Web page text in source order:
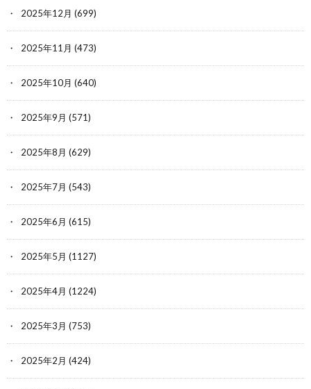
2025年12月 (699)
2025年11月 (473)
2025年10月 (640)
2025年9月 (571)
2025年8月 (629)
2025年7月 (543)
2025年6月 (615)
2025年5月 (1127)
2025年4月 (1224)
2025年3月 (753)
2025年2月 (424)